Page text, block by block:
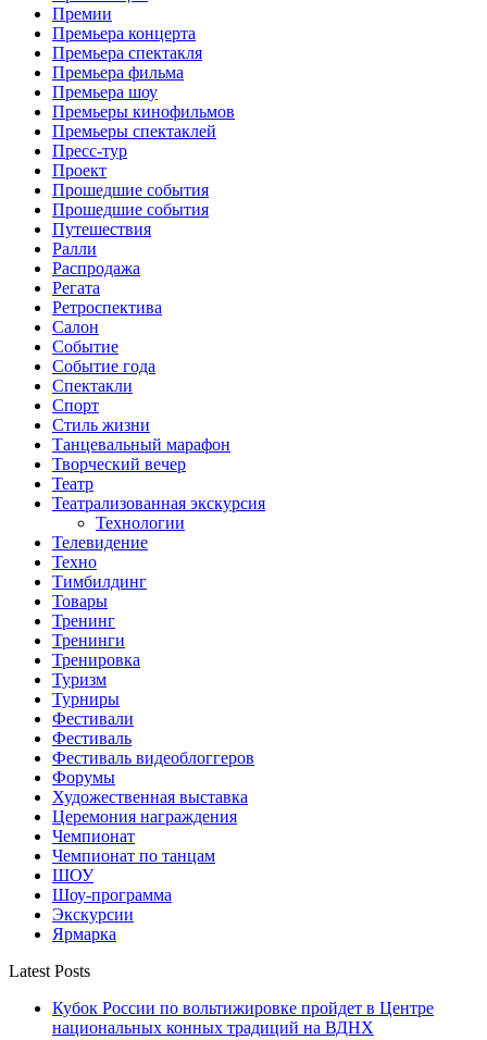
Премии
Премьера концерта
Премьера спектакля
Премьера фильма
Премьера шоу
Премьеры кинофильмов
Премьеры спектаклей
Пресс-тур
Проект
Прошедшие события
Прошедшие события
Путешествия
Ралли
Распродажа
Регата
Ретроспектива
Салон
Событие
Событие года
Спектакли
Спорт
Стиль жизни
Танцевальный марафон
Творческий вечер
Театр
Театрализованная экскурсия
Технологии
Телевидение
Техно
Тимбилдинг
Товары
Тренинг
Тренинги
Тренировка
Туризм
Турниры
Фестивали
Фестиваль
Фестиваль видеоблоггеров
Форумы
Художественная выставка
Церемония награждения
Чемпионат
Чемпионат по танцам
ШОУ
Шоу-программа
Экскурсии
Ярмарка
Latest Posts
Кубок России по вольтижировке пройдет в Центре
национальных конных традиций на ВДНХ